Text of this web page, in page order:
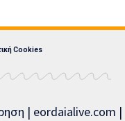
Cookies
| eordaialive.com |